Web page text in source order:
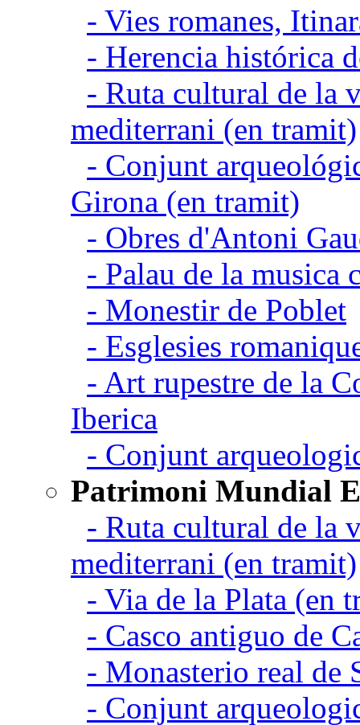
- Vies romanes,
- Herencia histórica
- Ruta cultural de la
mediterrani (en tramit)
- Conjunt
Girona (en tramit)
- Obres d'Antoni
- Palau de la musica
- Monestir de Poblet
- Esglesies
- Art rupestre de la
Iberica
- Conjunt
Patrimoni Mundial
- Ruta cultural de la
mediterrani (en tramit)
- Via de la Plata (en
- Casco antiguo de
- Monasterio real de
- Conjunt